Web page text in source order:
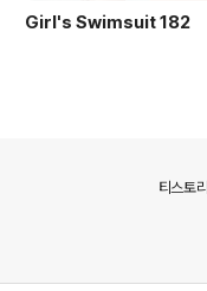
Girl's Swimsuit 182
티스토리